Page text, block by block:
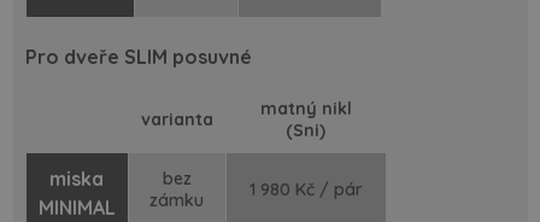
Pro dveře SLIM posuvné
varianta
matný nikl
(Sni)
miska
MINIMAL
bez
zámku
1 980 Kč / pár